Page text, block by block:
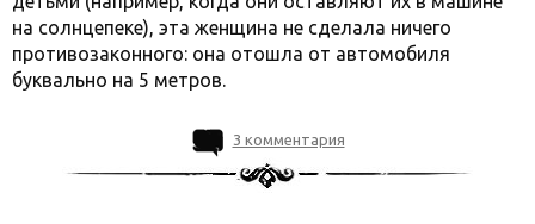
на солнцепеке), эта женщина не сделала ничего
противозаконного: она отошла от автомобиля
буквально на 5 метров.
3 комментария